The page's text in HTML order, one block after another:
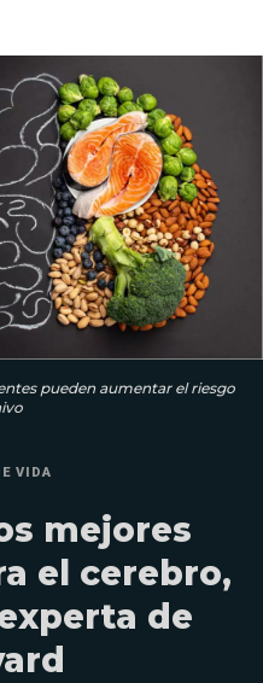
pueden aumentar el riesgo
VIDA
mejores
el cerebro,
de